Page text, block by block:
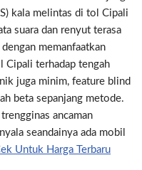
kala melintas di tol Cipali
suara dan renyut terasa
memanfaatkan
Cipali terhadap tengah
juga minim, feature blind
beta sepanjang metode.
ancaman
seandainya ada mobil
Untuk Harga Terbaru